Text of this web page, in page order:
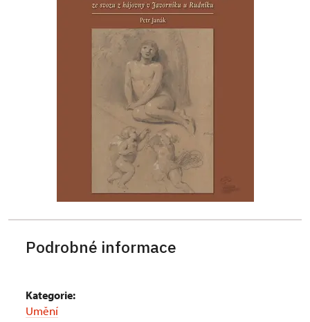
Podrobné informace
Kategorie:
Umění